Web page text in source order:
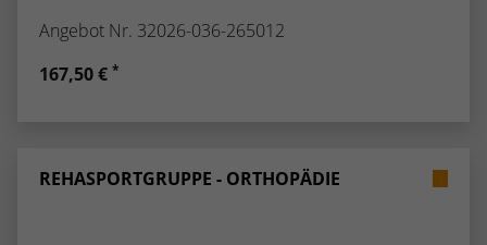
Angebot Nr. 32026-036-265012
167,50 € *
REHASPORTGRUPPE - ORTHOPÄDIE